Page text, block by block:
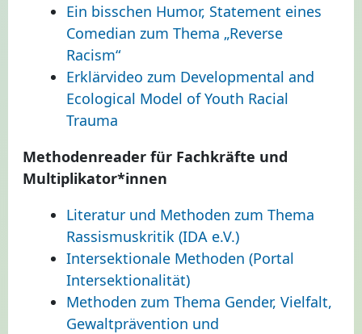
Ein bisschen Humor, Statement eines
Comedian zum Thema „Reverse
Racism“
Erklärvideo zum Developmental and
Ecological Model of Youth Racial
Trauma
Methodenreader für Fachkräfte und
Multiplikator*innen
Literatur und Methoden zum Thema
Rassismuskritik (IDA e.V.)
Intersektionale Methoden (Portal
Intersektionalität)
Methoden zum Thema Gender, Vielfalt,
Gewaltprävention und